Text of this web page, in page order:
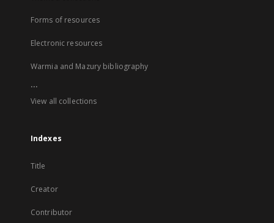
Forms of resources
Electronic resources
Warmia and Mazury bibliography
...
View all collections
Indexes
Title
Creator
Contributor